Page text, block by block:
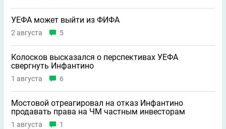
УЕФА может выйти из ФИФА
2 августа 5
Колосков высказался о перспективах УЕФА
свергнуть Инфантино
1 августа 6
Мостовой отреагировал на отказ Инфантино
продавать права на ЧМ частным инвесторам
1 августа 1